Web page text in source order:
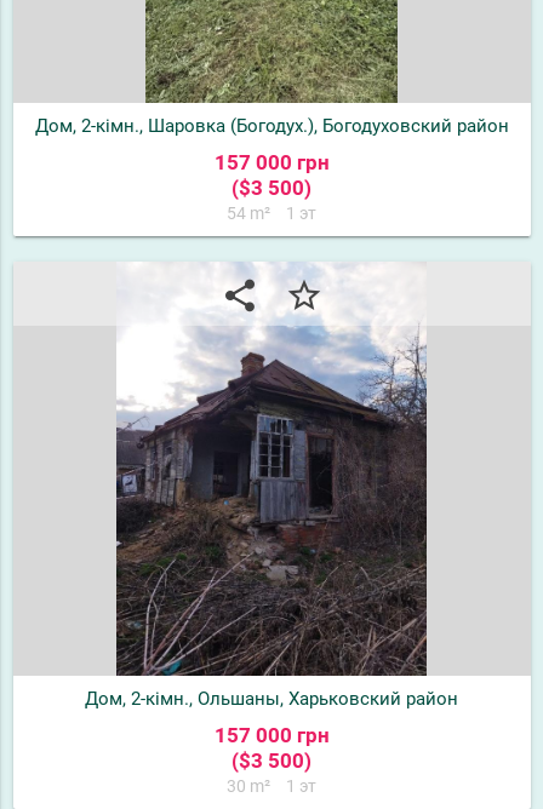
Дом, 2-кімн., Шаровка (Богодух.), Богодуховский район
157 000 грн
($3 500)
54 m² 1 эт
share star_border
Дом, 2-кімн., Ольшаны, Харьковский район
157 000 грн
($3 500)
30 m² 1 эт